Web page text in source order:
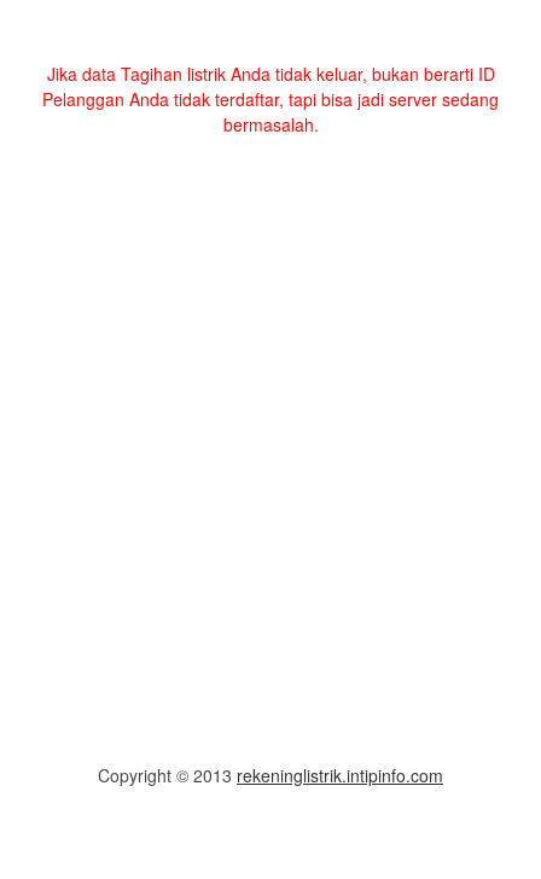
Jika data Tagihan listrik Anda tidak keluar, bukan berarti ID
Pelanggan Anda tidak terdaftar, tapi bisa jadi server sedang
bermasalah.
Copyright © 2013 rekeninglistrik.intipinfo.com